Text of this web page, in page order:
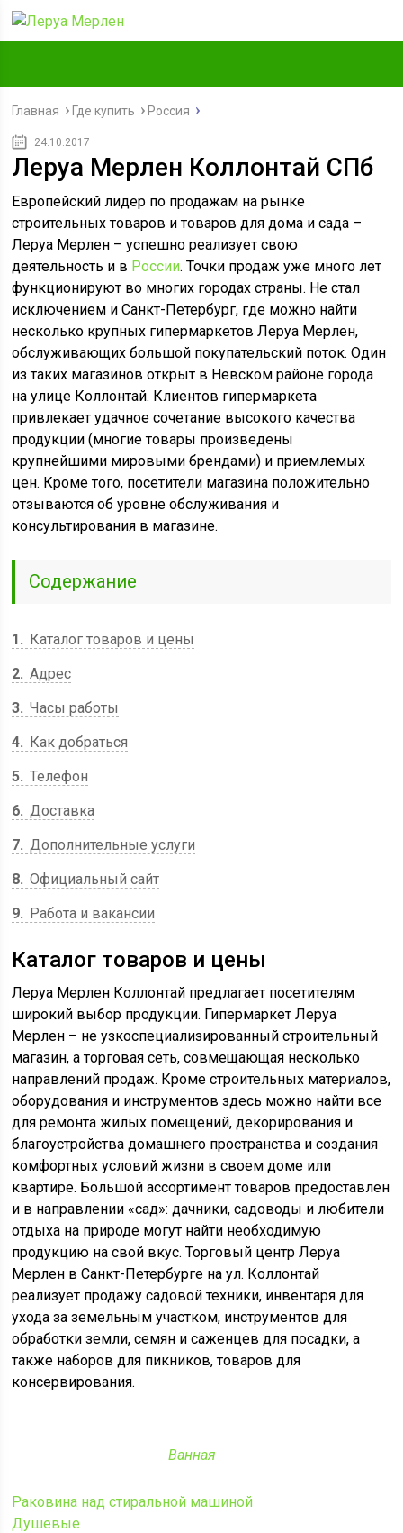
Главная Где купить Россия
24.10.2017
Леруа Мерлен Коллонтай СПб
Европейский лидер по продажам на рынке
строительных товаров и товаров для дома и сада –
Леруа Мерлен – успешно реализует свою
деятельность и в России. Точки продаж уже много лет
функционируют во многих городах страны. Не стал
исключением и Санкт-Петербург, где можно найти
несколько крупных гипермаркетов Леруа Мерлен,
обслуживающих большой покупательский поток. Один
из таких магазинов открыт в Невском районе города
на улице Коллонтай. Клиентов гипермаркета
привлекает удачное сочетание высокого качества
продукции (многие товары произведены
крупнейшими мировыми брендами) и приемлемых
цен. Кроме того, посетители магазина положительно
отзываются об уровне обслуживания и
консультирования в магазине.
Содержание
1
Каталог товаров и цены
2 Адрес
3 Часы работы
4
Как добраться
5 Телефон
6 Доставка
7 Дополнительные услуги
8 Официальный сайт
9
Работа и вакансии
Каталог товаров и цены
Леруа Мерлен Коллонтай предлагает посетителям
широкий выбор продукции. Гипермаркет Леруа
Мерлен – не узкоспециализированный строительный
магазин, а торговая сеть, совмещающая несколько
направлений продаж. Кроме строительных материалов,
оборудования и инструментов здесь можно найти все
для ремонта жилых помещений, декорирования и
благоустройства домашнего пространства и создания
комфортных условий жизни в своем доме или
квартире. Большой ассортимент товаров предоставлен
и в направлении «сад»: дачники, садоводы и любители
отдыха на природе могут найти необходимую
продукцию на свой вкус. Торговый центр Леруа
Мерлен в Санкт-Петербурге на ул. Коллонтай
реализует продажу садовой техники, инвентаря для
ухода за земельным участком, инструментов для
обработки земли, семян и саженцев для посадки, а
также наборов для пикников, товаров для
консервирования.
Ванная
Раковина над стиральной машиной
Душевые